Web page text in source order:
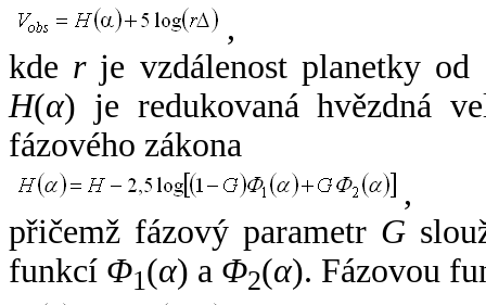
,
kde rje vzdálenost planetky od
H(α) je redukovaná hvězdná
fázového zákona
,
přičemž fázový parametr G
funkcí Φ1(α) a Φ2(α). Fázovou